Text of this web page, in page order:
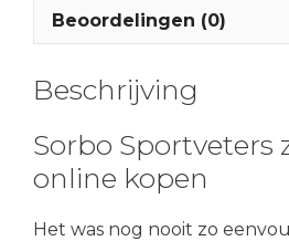
Beoordelingen (0)
Beschrijving
Sorbo Sportveters
online kopen
Het was nog nooit zo